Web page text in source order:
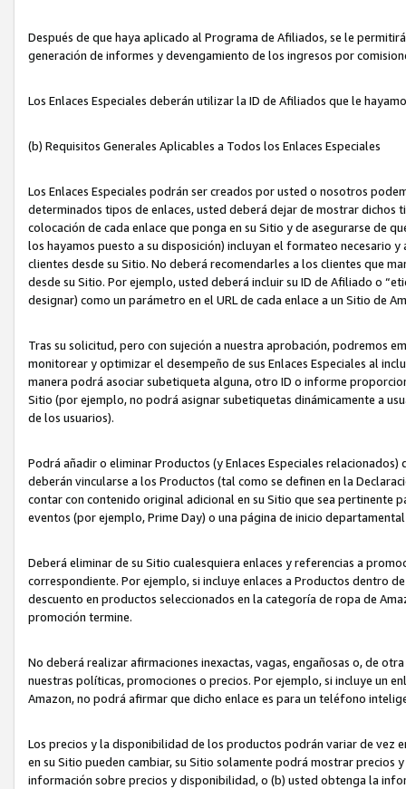
Después de que haya aplicado al Programa de Afiliados, se le
generación de informes y devengamiento de los ingresos por
Los Enlaces Especiales deberán utilizar la ID de Afiliados que le
(b) Requisitos Generales Aplicables a Todos los Enlaces Especiales
Los Enlaces Especiales podrán ser creados por usted o nosotros
determinados tipos de enlaces, usted deberá dejar de mostrar dichos
colocación de cada enlace que ponga en su Sitio y de asegurarse de
los hayamos puesto a su disposición) incluyan el formateo necesario
clientes desde su Sitio. No deberá recomendarles a los clientes que
desde su Sitio. Por ejemplo, usted deberá incluir su ID de Afiliado o
designar) como un parámetro en el URL de cada enlace a un Sitio de
Tras su solicitud, pero con sujeción a nuestra aprobación, podremos
monitorear y optimizar el desempeño de sus Enlaces Especiales al
manera podrá asociar subetiqueta alguna, otro ID o informe
Sitio (por ejemplo, no podrá asignar subetiquetas dinámicamente a
de los usuarios).
Podrá añadir o eliminar Productos (y Enlaces Especiales
deberán vincularse a los Productos (tal como se definen en la
contar con contenido original adicional en su Sitio que sea pertinente
eventos (por ejemplo, Prime Day) o una página de inicio
Deberá eliminar de su Sitio cualesquiera enlaces y referencias a
correspondiente. Por ejemplo, si incluye enlaces a Productos dentro
descuento en productos seleccionados en la categoría de ropa de
promoción termine.
No deberá realizar afirmaciones inexactas, vagas, engañosas o, de
nuestras políticas, promociones o precios. Por ejemplo, si incluye un
Amazon, no podrá afirmar que dicho enlace es para un teléfono
Los precios y la disponibilidad de los productos podrán variar de vez
en su Sitio pueden cambiar, su Sitio solamente podrá mostrar
información sobre precios y disponibilidad, o (b) usted obtenga la